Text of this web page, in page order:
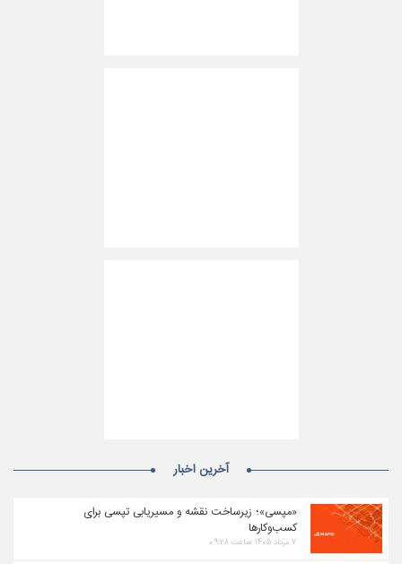
آخرین اخبار
«مپسی»؛ زیرساخت نقشه و مسیریابی تپسی برای
کسب‌وکارها
۷ مرداد ۱۴۰۵ ساعت ۰۹:۲۸